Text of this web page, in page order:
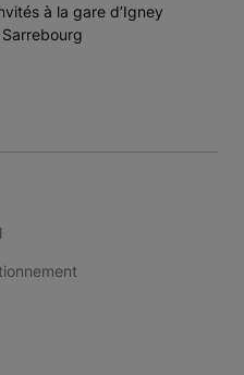
à la gare d’Igney